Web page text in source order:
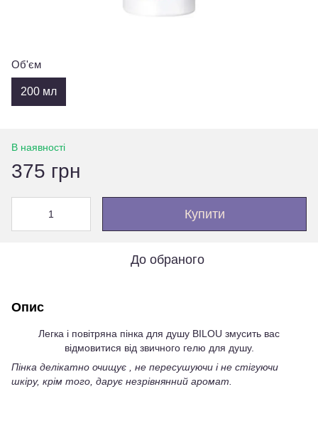
Об'єм
200 мл
В наявності
375 грн
Купити
До обраного
Опис
Легка і повітряна пінка для душу BILOU змусить вас
відмовитися від звичного гелю для душу.
Пінка делікатно очищує , не пересушуючи і не стігуючи
шкіру, крім того, дарує незрівнянний аромат.